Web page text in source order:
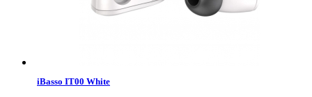
iBasso IT00 White